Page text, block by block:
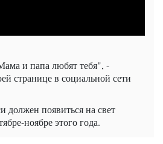
и папа любят тебя", -
странице в социальной сети
должен появиться на свет
ноябре этого года.